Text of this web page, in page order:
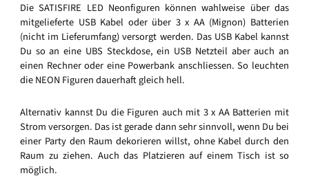
Die SATISFIRE LED Neonfiguren können wahlweise über das
mitgelieferte USB Kabel oder über 3 x AA (Mignon) Batterien
(nicht im Lieferumfang) versorgt werden. Das USB Kabel kannst
Du so an eine UBS Steckdose, ein USB Netzteil aber auch an
einen Rechner oder eine Powerbank anschliessen. So leuchten
die NEON Figuren dauerhaft gleich hell.
Alternativ kannst Du die Figuren auch mit 3 x AA Batterien mit
Strom versorgen. Das ist gerade dann sehr sinnvoll, wenn Du bei
einer Party den Raum dekorieren willst, ohne Kabel durch den
Raum zu ziehen. Auch das Platzieren auf einem Tisch ist so
möglich.